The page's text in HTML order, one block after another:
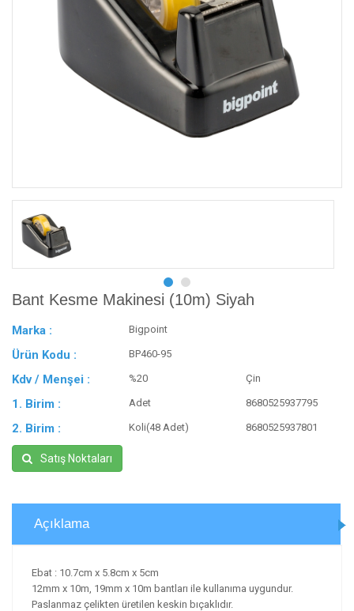
Bant Kesme Makinesi (10m) Siyah
Marka : Bigpoint
Ürün Kodu : BP460-95
Kdv / Menşei : %20 Çin
1. Birim : Adet 8680525937795
2. Birim : Koli(48 Adet) 8680525937801
Satış Noktaları
Açıklama
Ebat : 10.7cm x 5.8cm x 5cm
12mm x 10m, 19mm x 10m bantları ile kullanıma uygundur.
Paslanmaz çelikten üretilen keskin bıçaklıdır.